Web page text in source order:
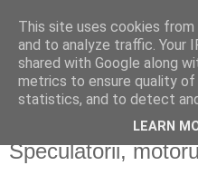
Reflecţii
blog de reflecţii, informaţii şi
joi, 23 octombrie 2008
Speculatorii,
This site uses cookies
and to analyze traffic. Your
shared with Google along
metrics to ensure quality of
statistics, and to detect
LEARN